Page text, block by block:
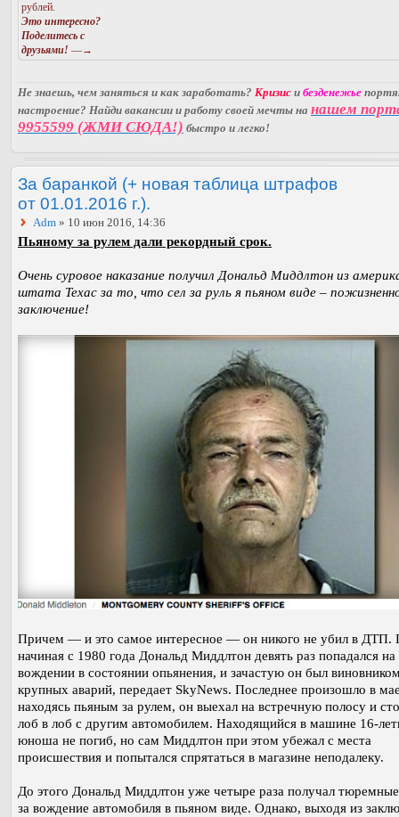
рублей.
Это интересно?
Поделитесь с
друзьями! —→
Не знаешь, чем заняться и как заработать? Кризис и безденежье
настроение? Найди вакансии и работу своей мечты на нашем
9955599 (ЖМИ СЮДА!) быстро и легко!
За баранкой (+ новая таблица штрафов
от 01.01.2016 г.).
Adm » 10 июн 2016, 14:36
Пьяному за рулем дали рекордный срок.
Очень суровое наказание получил Дональд Миддлтон из
штата Техас за то, что сел за руль я пьяном виде –
заключение!
Причем — и это самое интересное — он никого не убил в ДТП.
начиная с 1980 года Дональд Миддлтон девять раз попадался на
вождении в состоянии опьянения, и зачастую он был
крупных аварий, передает SkyNews. Последнее произошло в
находясь пьяным за рулем, он выехал на встречную полосу и
лоб в лоб с другим автомобилем. Находящийся в машине 16-
юноша не погиб, но сам Миддлтон при этом убежал с места
происшествия и попытался спрятаться в магазине неподалеку.
До этого Дональд Миддлтон уже четыре раза получал
за вождение автомобиля в пьяном виде. Однако, выходя из